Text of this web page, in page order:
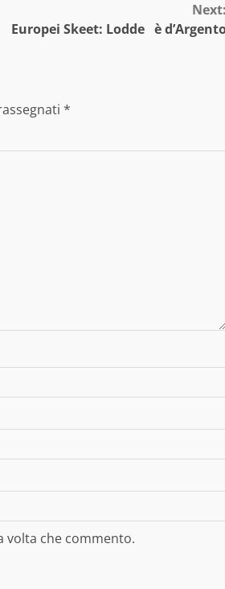
Europei Skeet: Lodde è
*
volta che commento.